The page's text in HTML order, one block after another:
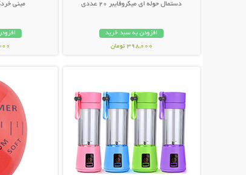
دستمال حوله ای میکروفایبر 20 عددی
افزودن به سبد خرید
398,000 تومان
مینی